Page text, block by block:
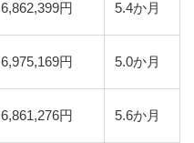
6,862,399円 5.4か月
6,975,169円 5.0か月
6,861,276円 5.6か月